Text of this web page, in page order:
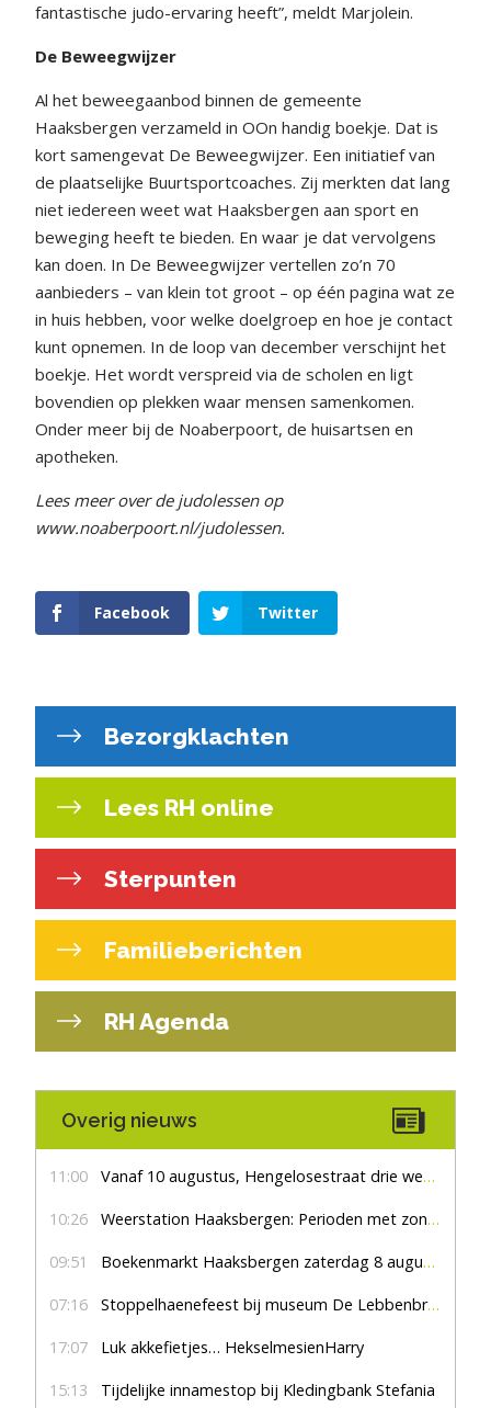
fantastische judo-ervaring heeft”, meldt Marjolein.
De Beweegwijzer
Al het beweegaanbod binnen de gemeente
Haaksbergen verzameld in ООn handig boekje. Dat is
kort samengevat De Beweegwijzer. Een initiatief van
de plaatselijke Buurtsportcoaches. Zij merkten dat lang
niet iedereen weet wat Haaksbergen aan sport en
beweging heeft te bieden. En waar je dat vervolgens
kan doen. In De Beweegwijzer vertellen zo’n 70
aanbieders – van klein tot groot – op één pagina wat ze
in huis hebben, voor welke doelgroep en hoe je contact
kunt opnemen. In de loop van december verschijnt het
boekje. Het wordt verspreid via de scholen en ligt
bovendien op plekken waar mensen samenkomen.
Onder meer bij de Noaberpoort, de huisartsen en
apotheken.
Lees meer over de judolessen op
www.noaberpoort.nl/judolessen.
Facebook Twitter
Bezorgklachten
Lees RH online
Sterpunten
Familieberichten
RH Agenda
Overig nieuws
11:00 Vanaf 10 augustus, Hengelosestraat drie weken dicht voor doorgaand verkeer
10:26 Weerstation Haaksbergen: Perioden met zon en droog
09:51 Boekenmarkt Haaksbergen zaterdag 8 augustus, marktplein Haaksbergen
07:16 Stoppelhaenefeest bij museum De Lebbenbrugge
17:07 Luk akkefietjes… HekselmesienHarry
15:13 Tijdelijke innamestop bij Kledingbank Stefania